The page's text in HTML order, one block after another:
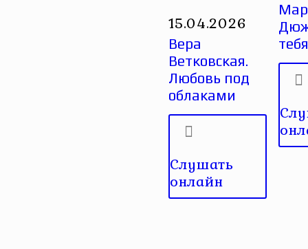
15.04.2026
Вера
Ветковская.
Любовь под
облаками
Слушать
онлайн